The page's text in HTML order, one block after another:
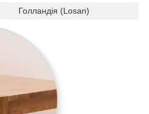
Голландія (Losan)